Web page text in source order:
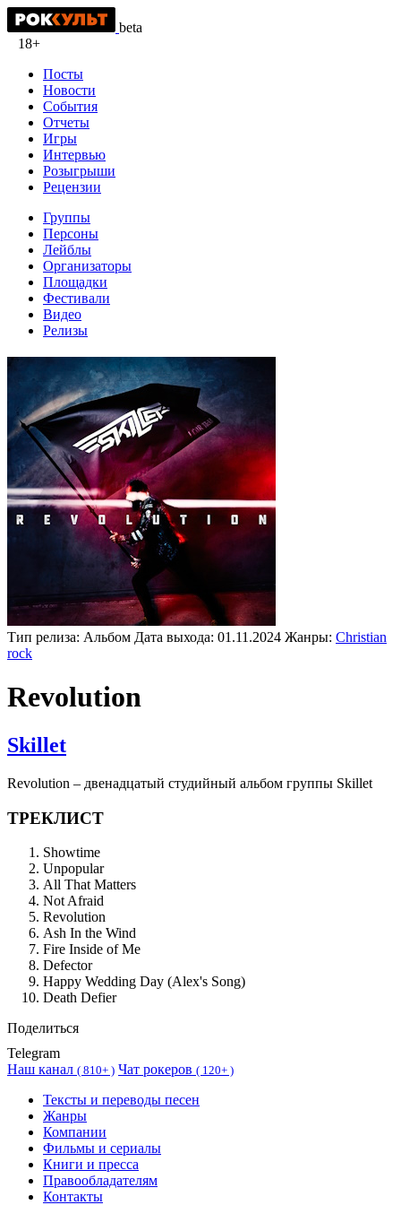
beta
18+
Посты
Новости
События
Отчеты
Игры
Интервью
Розыгрыши
Рецензии
Группы
Персоны
Лейблы
Организаторы
Площадки
Фестивали
Видео
Релизы
Тип релиза: Альбом Дата выхода: 01.11.2024 Жанры: Christian
rock
Revolution
Skillet
Revolution – двенадцатый студийный альбом группы Skillet
ТРЕКЛИСТ
Showtime
Unpopular
All That Matters
Not Afraid
Revolution
Ash In the Wind
Fire Inside of Me
Defector
Happy Wedding Day (Alex's Song)
Death Defier
Поделиться
Telegram
Наш канал ( 810+ ) Чат рокеров ( 120+ )
Тексты и переводы песен
Жанры
Компании
Фильмы и сериалы
Книги и пресса
Правообладателям
Контакты